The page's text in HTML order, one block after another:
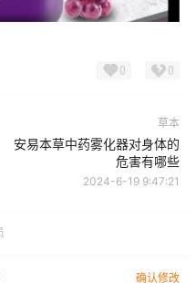
0 0
草本
安易本草中药雾化器对身体的
危害有哪些
2024-6-19 9:47:21
确认修改